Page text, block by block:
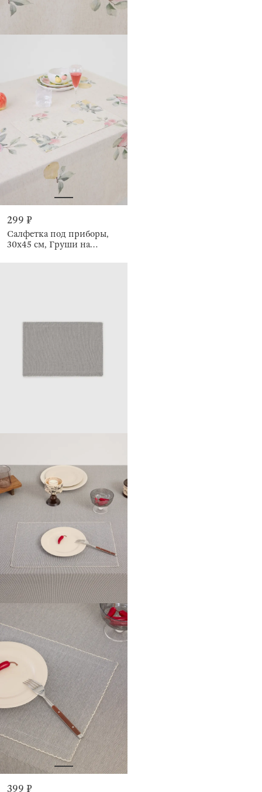
299 ₽
Салфетка под приборы,
30х45 см, Груши на
399 ₽